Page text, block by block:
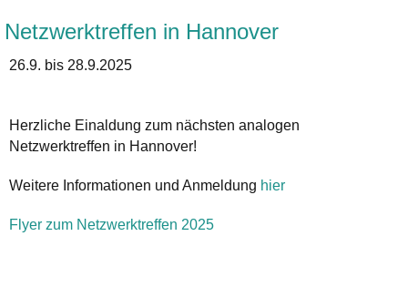
Netzwerktreffen in Hannover
26.9. bis 28.9.2025
Herzliche Einaldung zum nächsten analogen
Netzwerktreffen in Hannover!
Weitere Informationen und Anmeldung hier
Flyer zum Netzwerktreffen 2025